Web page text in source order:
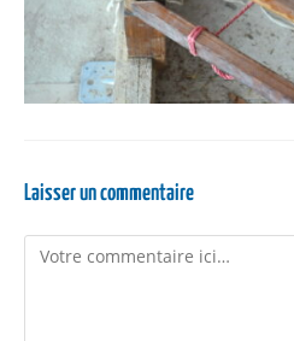
Laisser un commentaire